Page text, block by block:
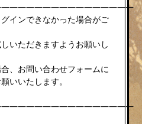
インできなかった場合がご
いただきますようお願いし
、お問い合わせフォームに
いいたします。